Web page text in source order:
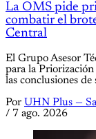
La OMS pide
combatir el
Central
El Grupo Asesor
para la
las conclusiones
Por UHN Plus —
/ 7 ago. 2026